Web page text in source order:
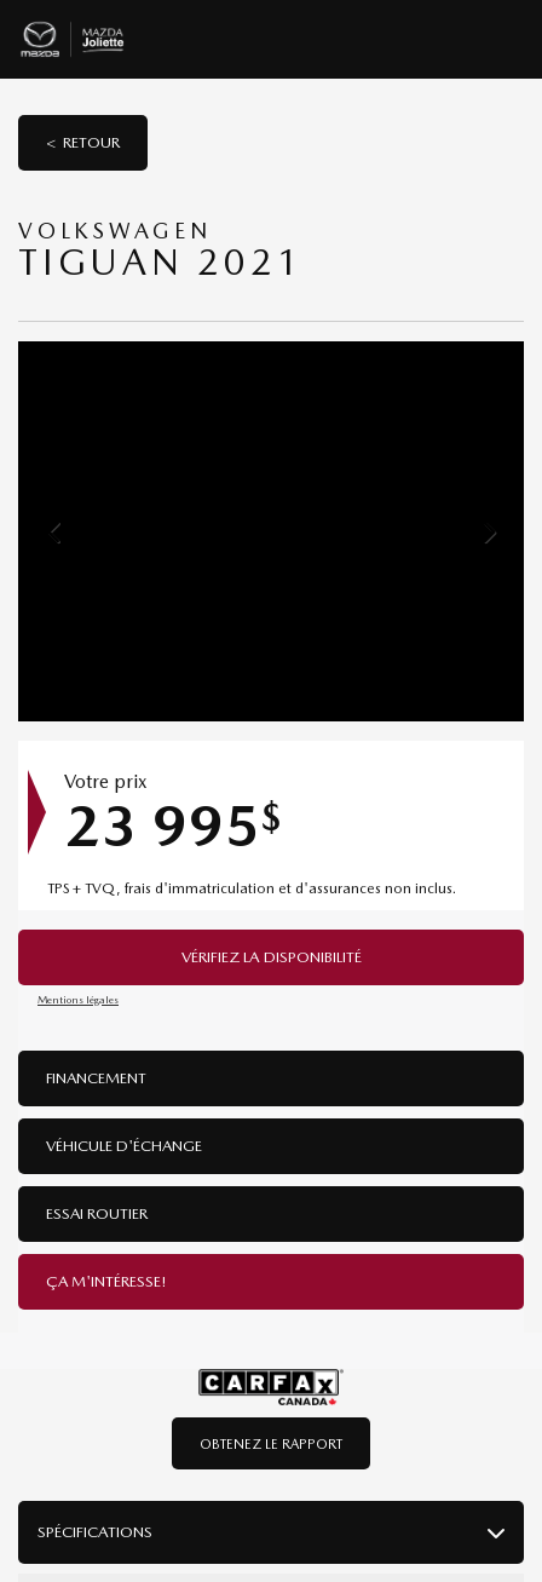
< RETOUR
VOLKSWAGEN
TIGUAN 2021
OBTENEZ LE RAPPORT
SPÉCIFICATIONS
Votre prix
23 995$
TPS + TVQ, frais d'immatriculation et d'assurances non inclus.
VÉRIFIEZ LA DISPONIBILITÉ
Mentions légales
FINANCEMENT
VÉHICULE D'ÉCHANGE
ESSAI ROUTIER
ÇA M'INTÉRESSE!